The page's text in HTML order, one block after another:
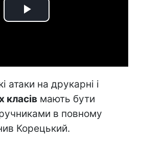
Play
атаки на друкарні і
класів мають бути
в повному
Корецький.